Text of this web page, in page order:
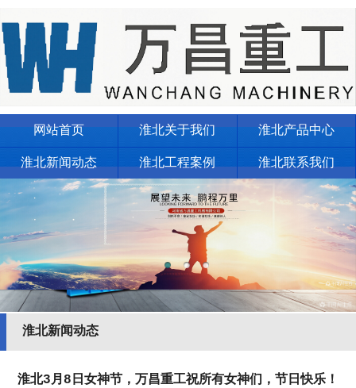
网站首页 淮北关于我们 淮北产品中心
淮北新闻动态 淮北工程案例 淮北联系我们
淮北新闻动态
淮北3月8日女神节，万昌重工祝所有女神们，节日快乐！